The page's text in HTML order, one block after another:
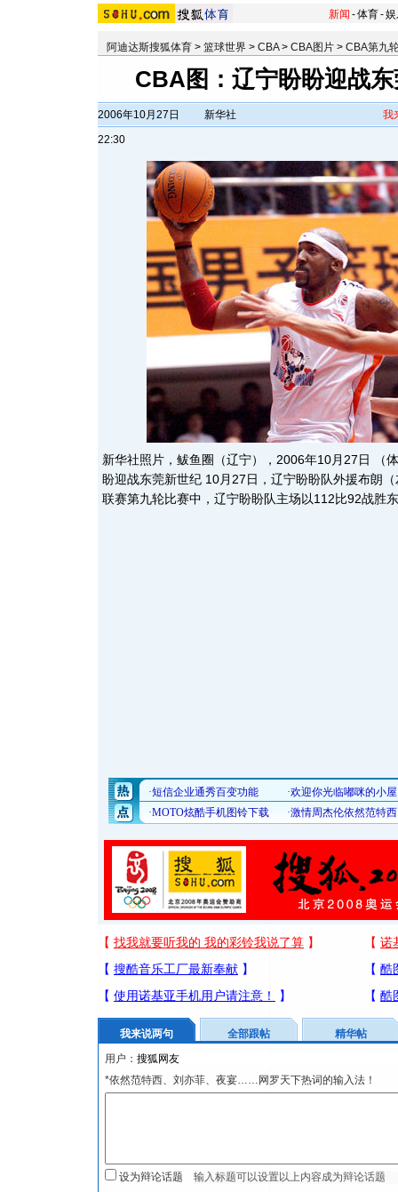
新闻 -体育-
阿迪达斯搜狐体育 > 篮球世界 > CBA> CBA图片 > CBA第九
CBA图：辽宁盼盼迎战
2006年10月27日
22:30
新华社 我
新华社照片，鲅鱼圈（辽宁），2006年10月27日
盼迎战东莞新世纪 10月27日，辽宁盼盼队外援布朗
联赛第九轮比赛中，辽宁盼盼队主场以112比92战胜
我来说两句 全部跟帖
精华帖
用户：
*依然范特西、刘亦菲、夜宴……网罗天下热词的输入法！
设为辩论话题